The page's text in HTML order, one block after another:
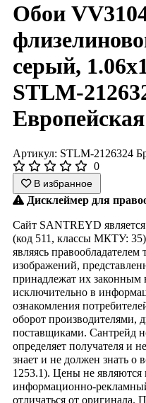
Обои
серый,
STLM-
Артикул: STLM-2126324
0
В избранное
Дисклеймер для
Сайт SANTREYD
(код 511, классы МКТУ:
являясь
изображений,
принадлежат их законным
исключительно в
ознакомления
оборот производителями,
поставщиками. Сантрейд
определяет получателя и
знает и не должен знать о
1253.1). Цены не являются
информационно-
отличаться от оригинала.